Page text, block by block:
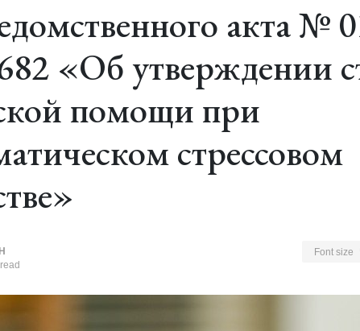
акта №
«Об утверждении
помощи при
стрессовом
Font size